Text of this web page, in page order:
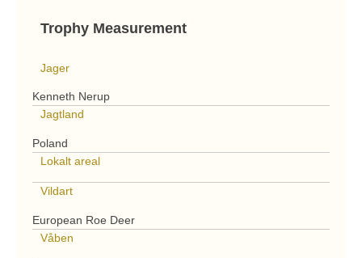
Trophy Measurement
Jager
Kenneth Nerup
Jagtland
Poland
Lokalt areal
Vildart
European Roe Deer
Våben